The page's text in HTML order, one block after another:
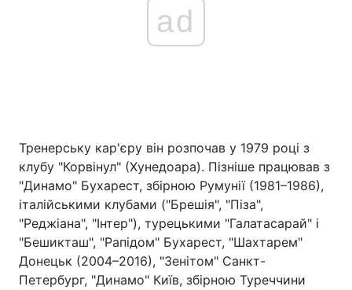
ad
Тренерську кар'єру він розпочав у 1979 році з
клубу "Корвінул" (Хунедоара). Пізніше працював з
"Динамо" Бухарест, збірною Румунії (1981–1986),
італійськими клубами ("Брешія", "Піза",
"Реджіана", "Інтер"), турецькими "Галатасарай" і
"Бешикташ", "Рапідом" Бухарест, "Шахтарем"
Донецьк (2004–2016), "Зенітом" Санкт-
Петербург, "Динамо" Київ, збірною Туреччини